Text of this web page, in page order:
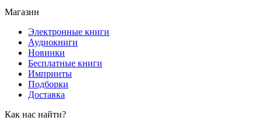
Магазин
Электронные книги
Аудиокниги
Новинки
Бесплатные книги
Импринты
Подборки
Доставка
Как нас найти?